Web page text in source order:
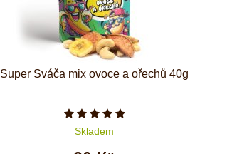
Super Sváča mix ovoce a ořechů 40g
Počet hvězdiček je 5 z 5
Skladem